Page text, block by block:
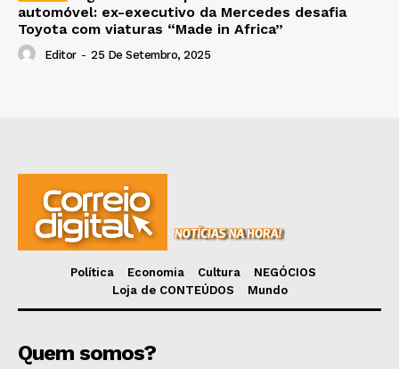
automóvel: ex-executivo da Mercedes desafia
Toyota com viaturas “Made in Africa”
Editor - 25 De Setembro, 2025
Política Economia Cultura
NEGÓCIOS
Loja de CONTEÚDOS
Mundo
Quem somos?